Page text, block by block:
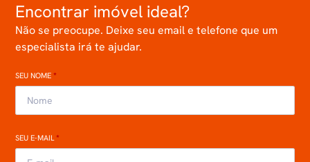
Encontrar imóvel ideal?
Não se preocupe. Deixe seu email e telefone que um
especialista irá te ajudar.
SEU NOME*
SEU E-MAIL*